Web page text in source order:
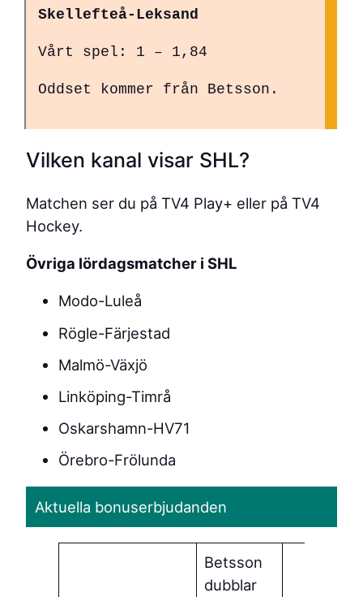
Skellefteå-Leksand
Vårt spel: 1 – 1,84
Oddset kommer från Betsson.
Vilken kanal visar SHL?
Matchen ser du på TV4 Play+ eller på TV4
Hockey.
Övriga lördagsmatcher i SHL
Modo-Luleå
Rögle-Färjestad
Malmö-Växjö
Linköping-Timrå
Oskarshamn-HV71
Örebro-Frölunda
Aktuella bonuserbjudanden
Betsson
dubblar